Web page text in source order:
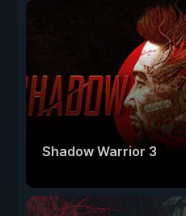
Shadow Warrior 3